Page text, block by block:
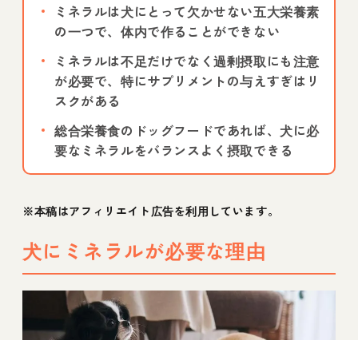
ミネラルは犬にとって欠かせない五大栄養素
の一つで、体内で作ることができない
ミネラルは不足だけでなく過剰摂取にも注意
が必要で、特にサプリメントの与えすぎはリ
スクがある
総合栄養食のドッグフードであれば、犬に必
要なミネラルをバランスよく摂取できる
※本稿はアフィリエイト広告を利用しています。
犬にミネラルが必要な理由